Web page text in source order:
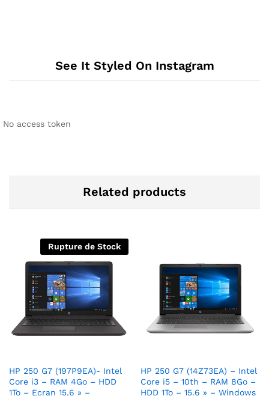
See It Styled On Instagram
No access token
Related products
Rupture de Stock
HP 250 G7 (197P9EA)- Intel
Core i3 – RAM 4Go – HDD
1To – Ecran 15.6 » –
HP 250 G7 (14Z73EA) – Intel
Core i5 – 10th – RAM 8Go –
HDD 1To – 15.6 » – Windows